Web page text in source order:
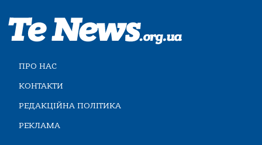
ПРО НАС
КОНТАКТИ
РЕДАКЦІЙНА ПОЛІТИКА
РЕКЛАМА